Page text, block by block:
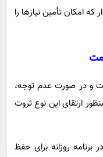
که امکان تأمین نیازها را
و در صورت عدم توجه،
ارتقای این نوع ثروت
روزانه برای حفظ